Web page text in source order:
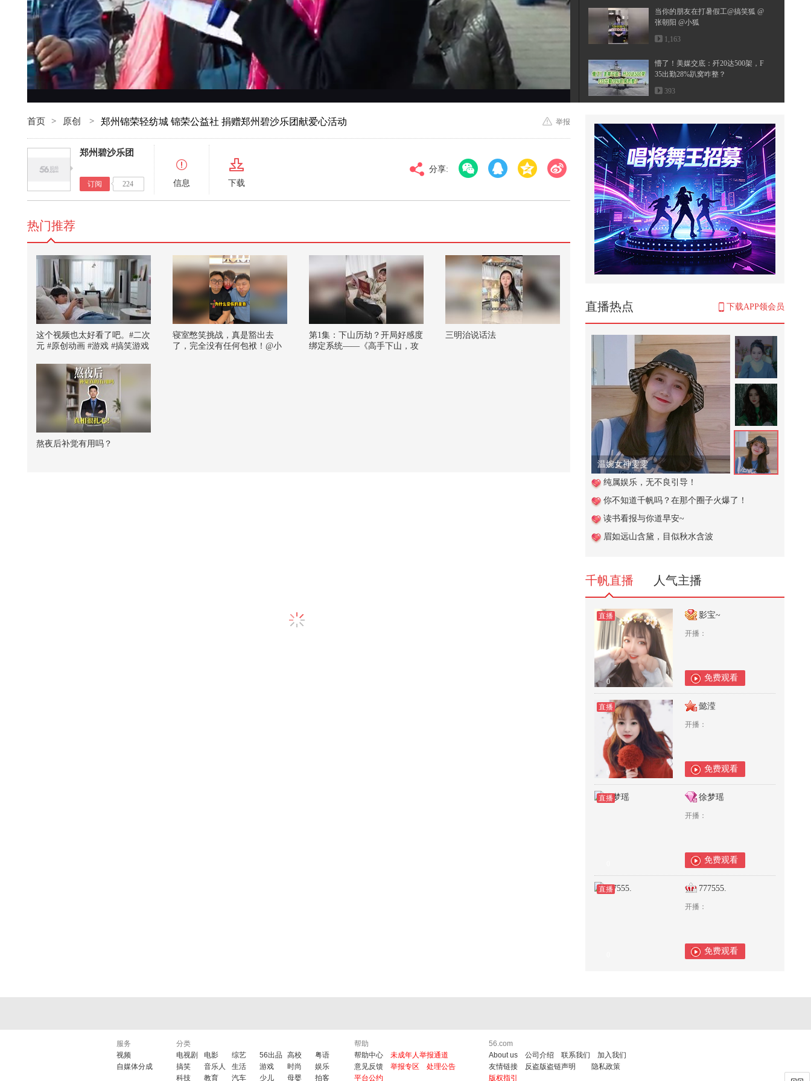
当你的朋友在打暑假工@搞笑狐 @
张朝阳 @小狐
1,163
懵了！美媒交底：歼20达500架，F
35出勤28%趴窝咋整？
393
头
2,897
保持低调，避免危险#小游戏
3,922
睡得少和睡得晚哪个更伤身体？看
完还熬夜吗朋友们@张朝阳 @健康
狐 ...
4,971
#笑花笑草上线ing
1944年的大后方，百姓用双手撑起
了国家
1,392
从极高海拔的忐忑到安全回家的笃
定，@climber 周松 通过极限会客...
561
麻烦给我的爱人来一杯mojito #被国
风硬控了
38.6万
#2026春季搜狐视频关注流大会 就
1,329
英国刚抢劫中企资产，德法轻飘飘
的3个字，就要中国转让关键技术
首页 > 原创 > 郑州锦荣轻纺城 锦荣公益社 捐赠郑州碧沙乐团献爱心活动 举报
郑州碧沙乐团
订阅 224 信息 下载
分享:
直播热点 下载APP领会员
温婉女神雯雯
纯属娱乐，无不良引导！
你不知道千帆吗？在那个圈子火爆了！
读书看报与你道早安~
眉如远山含黛，目似秋水含波
千帆直播 人气主播
直播
0
影宝~
开播：
免费观看
直播
0
懿滢
开播：
免费观看
直播 徐梦瑶
开播：
免费观看
直播 777555.
开播：
免费观看
热门推荐
这个视频也太好看了吧。#二次
元 #原创动画 #游戏 #搞笑游戏
寝室憋笑挑战，真是豁出去
了，完全没有任何包袱！@小
第1集：下山历劫？开局好感度
绑定系统——《高手下山，攻
三明治说话法
熬夜后补觉有用吗？
服务
视频
自媒体分成
分类
电视剧
电影 综艺 56出品 高校
粤语
搞笑
音乐人 生活 游戏 时尚
娱乐
科技
教育 汽车 少儿 母婴 拍客
帮助
帮助中心
未成年人举报通道
意见反馈
举报专区
处理公告
平台公约
56.com
About us
公司介绍 联系我们
加入我们
友情链接
反盗版盗链声明
隐私政策
版权指引